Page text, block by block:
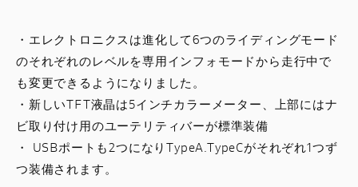
・エレクトロニクスは進化して6つのライディングモード
のそれぞれのレベルを専用インフォモードから走行中で
も変更できるようになりました。
・新しいTFT液晶は5インチカラーメーター、上部にはナ
ビ取り付け用のユーテリティバーが標準装備
・ USBポートも2つになりTypeA.TypeCがそれぞれ1つず
つ装備されます。